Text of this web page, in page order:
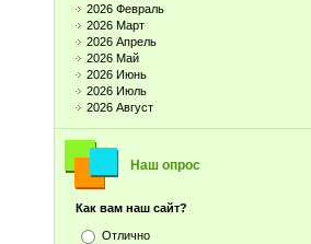
2026 Февраль
2026 Март
2026 Апрель
2026 Май
2026 Июнь
2026 Июль
2026 Август
Наш опрос
Как вам наш сайт?
Отлично